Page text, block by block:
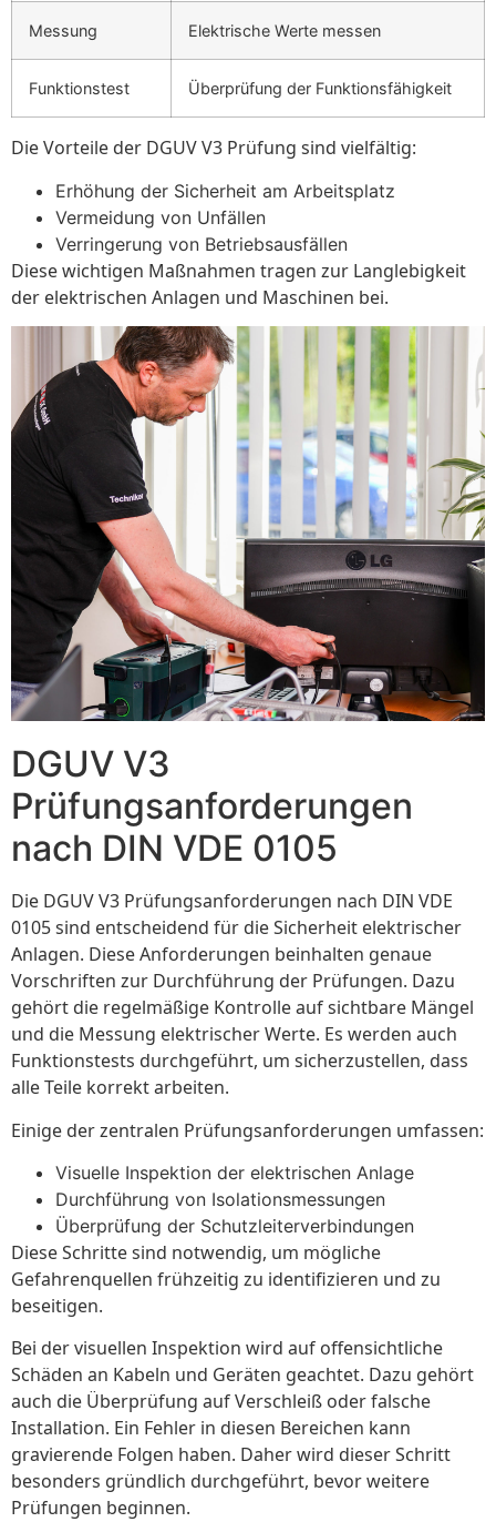
Messung Elektrische Werte messen
Funktionstest Überprüfung der Funktionsfähigkeit
Die Vorteile der DGUV V3 Prüfung sind vielfältig:
Erhöhung der Sicherheit am Arbeitsplatz
Vermeidung von Unfällen
Verringerung von Betriebsausfällen
Diese wichtigen Maßnahmen tragen zur Langlebigkeit
der elektrischen Anlagen und Maschinen bei.
DGUV V3
Prüfungsanforderungen
nach DIN VDE 0105
Die DGUV V3 Prüfungsanforderungen nach DIN VDE
0105 sind entscheidend für die Sicherheit elektrischer
Anlagen. Diese Anforderungen beinhalten genaue
Vorschriften zur Durchführung der Prüfungen. Dazu
gehört die regelmäßige Kontrolle auf sichtbare Mängel
und die Messung elektrischer Werte. Es werden auch
Funktionstests durchgeführt, um sicherzustellen, dass
alle Teile korrekt arbeiten.
Einige der zentralen Prüfungsanforderungen umfassen:
Visuelle Inspektion der elektrischen Anlage
Durchführung von Isolationsmessungen
Überprüfung der Schutzleiterverbindungen
Diese Schritte sind notwendig, um mögliche
Gefahrenquellen frühzeitig zu identifizieren und zu
beseitigen.
Bei der visuellen Inspektion wird auf offensichtliche
Schäden an Kabeln und Geräten geachtet. Dazu gehört
auch die Überprüfung auf Verschleiß oder falsche
Installation. Ein Fehler in diesen Bereichen kann
gravierende Folgen haben. Daher wird dieser Schritt
besonders gründlich durchgeführt, bevor weitere
Prüfungen beginnen.